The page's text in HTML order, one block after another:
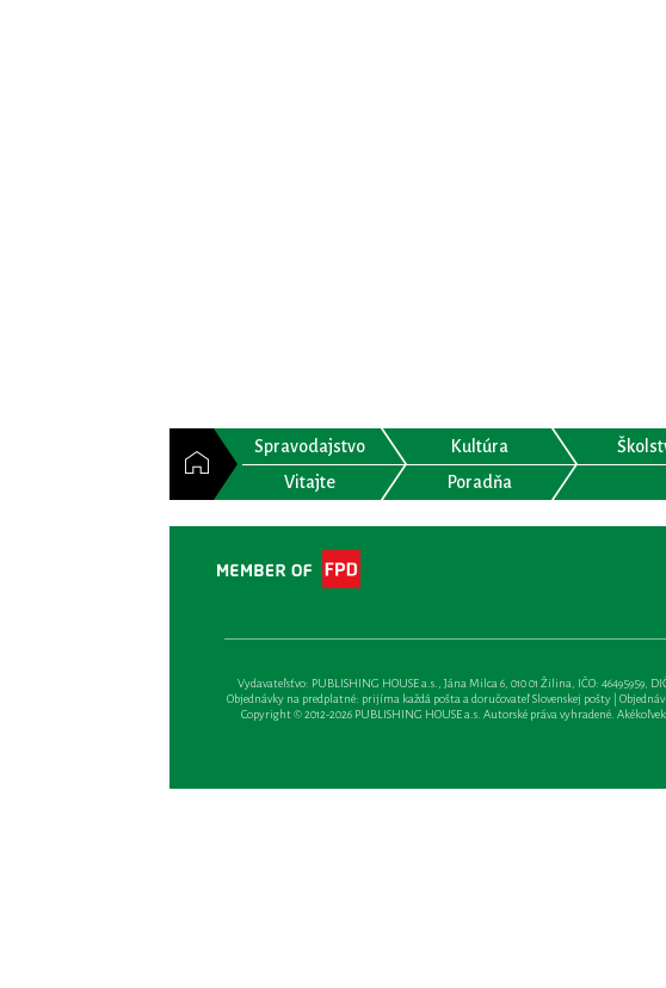
Spravodajstvo Kultúra
Vitajte
Poradňa
Vydavateľsťvo: PUBLISHING HOUSE a.s., Jána Milca 6, 010 01 Žilina, IČO: 46495959,
Objednávky na predplatné: prijíma každá pošta a doručovateľ Slovenskej pošty |
Copyright © 2012-2026 PUBLISHING HOUSE a.s. Autorské práva vyhradené.